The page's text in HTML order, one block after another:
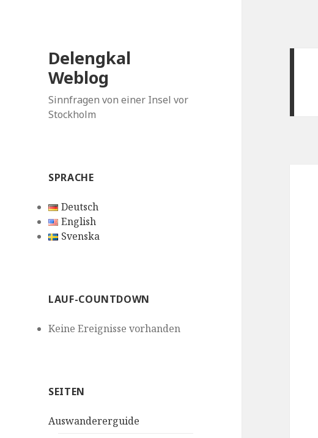
Delengkal
Weblog
Sinnfragen von einer Insel vor
Stockholm
SPRACHE
Deutsch
English
Svenska
LAUF-COUNTDOWN
Keine Ereignisse vorhanden
SEITEN
Auswandererguide